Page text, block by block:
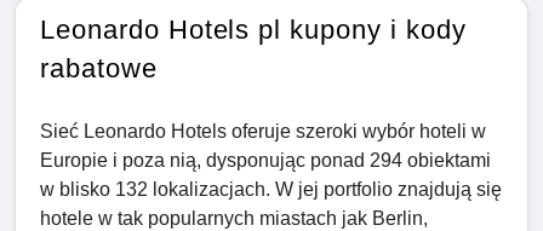
Leonardo Hotels pl kupony i kody
rabatowe
Sieć Leonardo Hotels oferuje szeroki wybór hoteli w
Europie i poza nią, dysponując ponad 294 obiektami
w blisko 132 lokalizacjach. W jej portfolio znajdują się
hotele w tak popularnych miastach jak Berlin,